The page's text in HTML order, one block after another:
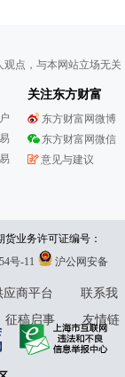
点，与本网站立场无
关注东方财富
东方财富网微博
东方财富网微信
意见与建议
业务许可证编号：
举报邮箱：
号-11
沪公网安备
952500
应商平台
联系我
征稿启事
友情链